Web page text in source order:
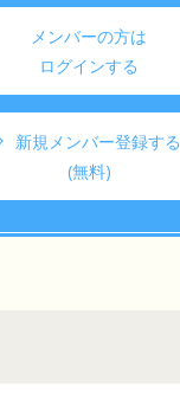
メンバーの方は
ログインする
新規メンバー登録する
(無料)